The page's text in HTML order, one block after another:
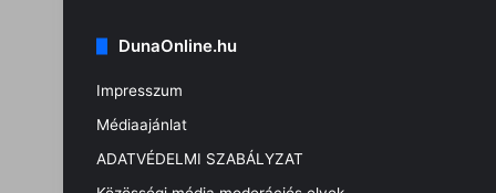
DunaOnline.hu
Impresszum
Médiaajánlat
ADATVÉDELMI SZABÁLYZAT